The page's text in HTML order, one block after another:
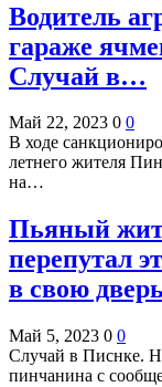
Водитель
гараже
Случай в…
Май 22, 2023 0 0
В ходе
летнего жителя
на…
Пьяный
перепутал
в свою дверь
Май 5, 2023 0 0
Случай в Писнке.
пинчанина с